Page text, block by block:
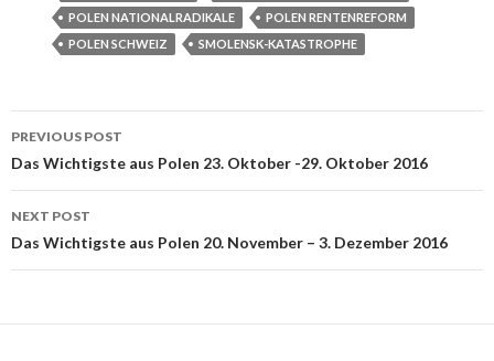
POLEN NATIONALRADIKALE
POLEN RENTENREFORM
POLEN SCHWEIZ
SMOLENSK-KATASTROPHE
Post navigation
PREVIOUS POST
Das Wichtigste aus Polen 23. Oktober -29. Oktober 2016
NEXT POST
Das Wichtigste aus Polen 20. November – 3. Dezember 2016